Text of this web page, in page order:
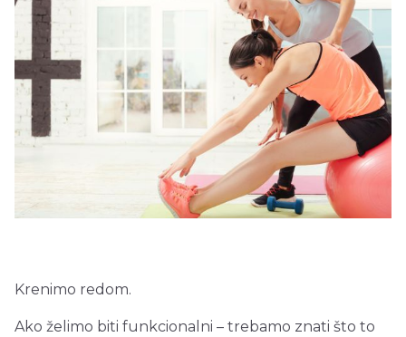
Krenimo redom.
Ako želimo biti funkcionalni – trebamo znati što to